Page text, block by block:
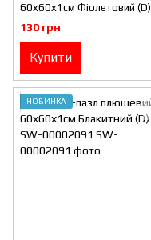
60х60х1см Фіолетовий (D)
SW-00002087
130 грн
Купити
НОВИНКА